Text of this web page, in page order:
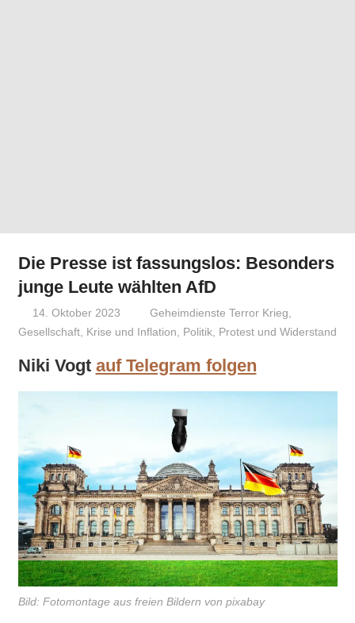
Die Presse ist fassungslos: Besonders
junge Leute wählten AfD
14. Oktober 2023 Niki Vogt
Geheimdienste Terror Krieg,
Gesellschaft, Krise und Inflation, Politik, Protest und Widerstand
Niki Vogt auf Telegram folgen
Bild: Fotomontage aus freien Bildern von pixabay